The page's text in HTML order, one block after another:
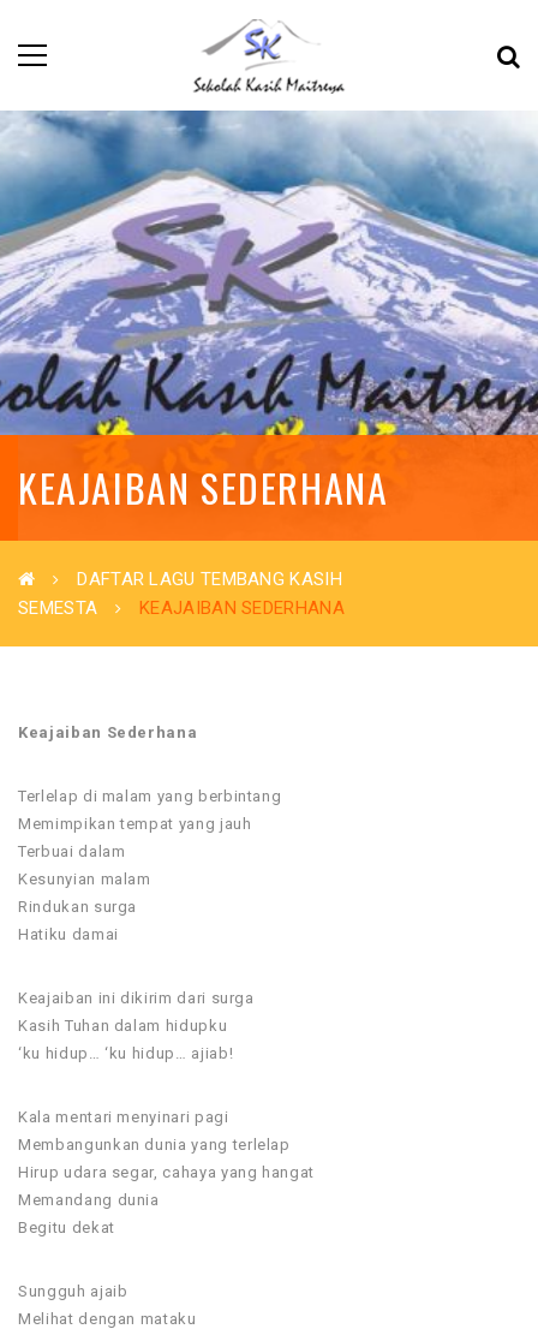
KEAJAIBAN SEDERHANA
DAFTAR LAGU TEMBANG KASIH
SEMESTA
KEAJAIBAN SEDERHANA
Keajaiban Sederhana
Terlelap di malam yang berbintang
Memimpikan tempat yang jauh
Terbuai dalam
Kesunyian malam
Rindukan surga
Hatiku damai
Keajaiban ini dikirim dari surga
Kasih Tuhan dalam hidupku
‘ku hidup… ‘ku hidup… ajiab!
Kala mentari menyinari pagi
Membangunkan dunia yang terlelap
Hirup udara segar, cahaya yang hangat
Memandang dunia
Begitu dekat
Sungguh ajaib
Melihat dengan mataku